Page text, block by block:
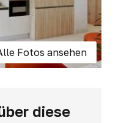
Fotos ansehen
diese